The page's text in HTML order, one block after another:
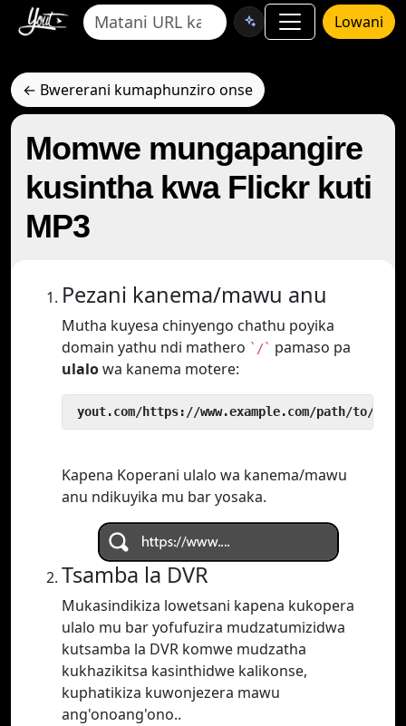
Lowani
← Bwererani kumaphunziro onse
Momwe mungapangire
kusintha kwa Flickr kuti
MP3
Pezani kanema/mawu anu
Mutha kuyesa chinyengo chathu poyika
domain yathu ndi mathero `/` pamaso pa
ulalowa kanema motere:
yout.com/https://www.example.com/path/to/
Kapena Koperani ulalo wa kanema/mawu
anu ndikuyika mu bar yosaka.
Tsamba la DVR
Mukasindikiza lowetsani kapena kukopera
ulalo mu bar yofufuzira mudzatumizidwa
kutsamba la DVR komwe mudzatha
kukhazikitsa kasinthidwe kalikonse,
kuphatikiza kuwonjezera mawu
ang'onoang'ono..